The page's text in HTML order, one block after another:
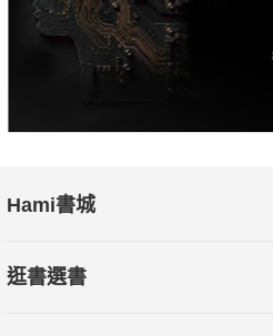
Hami書城
逛書選書